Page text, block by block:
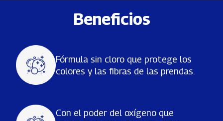
Beneficios
Fórmula sin cloro que protege los
colores y las fibras de las prendas.
Con el poder del oxígeno que